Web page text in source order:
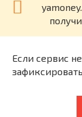
Если сервис